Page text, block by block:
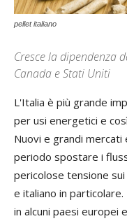
pellet italiano
Cresce la dipendenza
Canada e Stati Uniti
L'Italia è più grande
per usi energetici e
Nuovi e grandi
periodo spostare i
pericolose tensione
e italiano in
in alcuni paesi europei